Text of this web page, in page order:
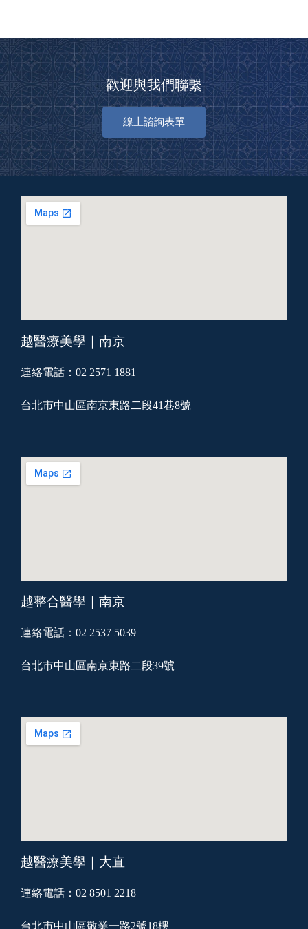
歡迎與我們聯繫
線上諮詢表單
越醫療美學｜南京
連絡電話：02 2571 1881
台北市中山區南京東路二段41巷8號
越整合醫學｜南京
連絡電話：02 2537 5039
台北市中山區南京東路二段39號
越醫療美學｜大直
連絡電話：02 8501 2218
台北市中山區敬業一路2號18樓